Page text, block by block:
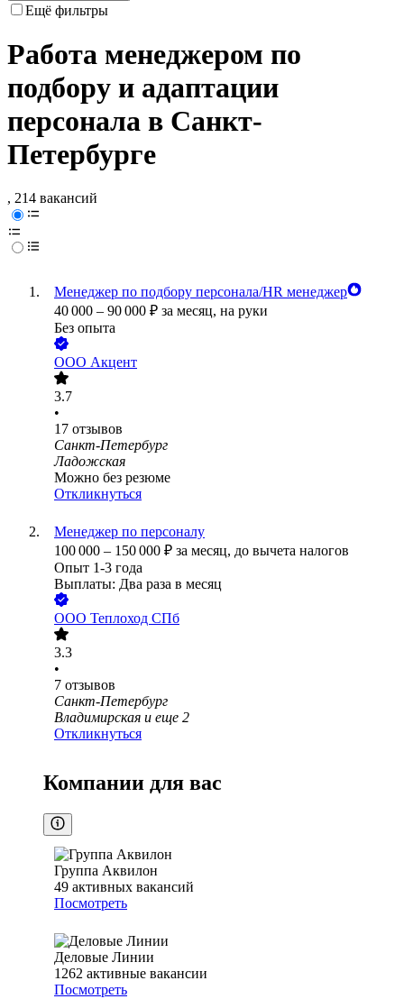
Ещё фильтры
Работа менеджером по
подбору и адаптации
персонала в Санкт-
Петербурге
, 214 вакансий
Менеджер по подбору персонала/HR менеджер
40 000 – 90 000 ₽ за месяц, на руки
Без опыта
ООО Акцент
3.7
•
17 отзывов
Санкт-Петербург
Ладожская
Можно без резюме
Откликнуться
Менеджер по персоналу
100 000 – 150 000 ₽ за месяц, до вычета налогов
Опыт 1-3 года
Выплаты: Два раза в месяц
ООО Теплоход СПб
3.3
•
7 отзывов
Санкт-Петербург
Владимирская и еще 2
Откликнуться
Компании для вас
Группа Аквилон
49 активных вакансий
Посмотреть
Деловые Линии
1262 активные вакансии
Посмотреть